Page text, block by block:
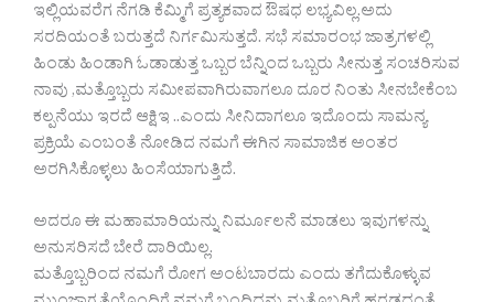
ಇಲ್ಲಿಯವರೆಗ ನೆಗಡಿ ಕೆಮ್ಮಿಗೆ ಪ್ರತ್ಯಕವಾದ ಔಷಧ ಲಭ್ಯವಿಲ್ಲ.ಅದು
ಸರದಿಯಂತೆ ಬರುತ್ತದೆ ನಿರ್ಗಮಿಸುತ್ತದೆ. ಸಭೆ ಸಮಾರಂಭ ಜಾತ್ರಗಳಲ್ಲಿ
ಹಿಂಡು ಹಿಂಡಾಗಿ ಓಡಾಡುತ್ತ ಒಬ್ಬರ ಬೆನ್ನಿಂದ ಒಬ್ಬರು ಸೀನುತ್ತ ಸಂಚರಿಸುವ
ನಾವು ,ಮತ್ತೊಬ್ಬರು ಸಮೀಪವಾಗಿರುವಾಗಲೂ ದೂರ ನಿಂತು ಸೀನಬೇಕೆಂಬ
ಕಲ್ಪನೆಯು ಇರದೆ ಆಕ್ಷಿಇ ..ಎಂದು ಸೀನಿದಾಗಲೂ ಇದೊಂದು ಸಾಮನ್ಯ
ಪ್ರಕ್ರಿಯೆ ಎಂಬಂತೆ ನೋಡಿದ ನಮಗೆ ಈಗಿನ ಸಾಮಾಜಿಕ ಅಂತರ
ಅರಗಿಸಿಕೊಳ್ಳಲು ಹಿಂಸೆಯಾಗುತ್ತಿದೆ.
ಅದರೂ ಈ ಮಹಾಮಾರಿಯನ್ನು ನಿರ್ಮೂಲನೆ ಮಾಡಲು ಇವುಗಳನ್ನು
ಅನುಸರಿಸದೆ ಬೇರೆ ದಾರಿಯಿಲ್ಲ.
ಮತ್ತೊಬ್ಬರಿಂದ ನಮಗೆ ರೋಗ ಅಂಟಬಾರದು ಎಂದು ತಗೆದುಕೊಳ್ಳುವ